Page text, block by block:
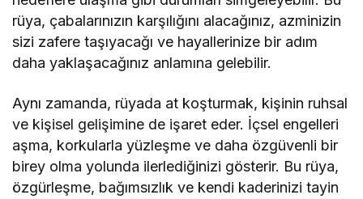
rüya, çabalarınızın karşılığını alacağınız, azminizin
sizi zafere taşıyacağı ve hayallerinize bir adım
daha yaklaşacağınız anlamına gelebilir.
Aynı zamanda, rüyada at koşturmak, kişinin ruhsal
ve kişisel gelişimine de işaret eder. İçsel engelleri
aşma, korkularla yüzleşme ve daha özgüvenli bir
birey olma yolunda ilerlediğinizi gösterir. Bu rüya,
özgürleşme, bağımsızlık ve kendi kaderinizi tayin